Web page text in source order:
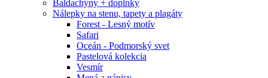
Baldachýny + doplnky
Nálepky na stenu, tapety a plagáty
Forest - Lesný motív
Safari
Oceán - Podmorský svet
Pastelová kolekcia
Vesmír